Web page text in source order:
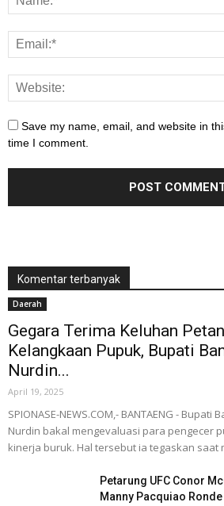
Save my name, email, and website in
time I comment.
Komentar terbanyak
Daerah
Gegara Terima Keluhan
Kelangkaan Pupuk, Bupati
Nurdin...
April 19, 2025
SPIONASE-NEWS.COM,- BANTAENG - Bupati
Nurdin bakal mengevaluasi para pengecer
kinerja buruk. Hal tersebut ia tegaskan saat
Petarung UFC Conor
Manny Pacquiao